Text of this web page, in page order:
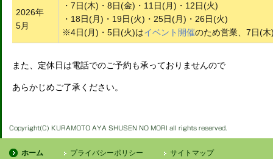
2026年
5月
・7日(木)・8日(金)・11日(月)・12日(火)
・18日(月)・19日(火)・25日(月)・26日(火)
※4日(月)・5日(火)はイベント開催のため営業、7日(
また、定休日は電話でのご予約も承っておりませんので
あらかじめご了承ください。
ホーム プライバシーポリシー サイトマップ